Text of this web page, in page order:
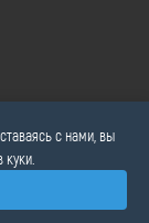
с нами, вы